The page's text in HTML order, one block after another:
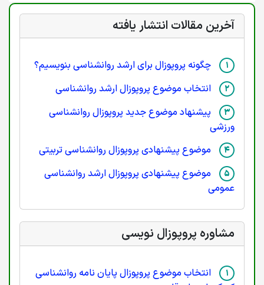
آخرین مقالات انتشار یافته
چگونه پروپوزال برای ارشد روانشناسی بنویسیم؟
انتخاب موضوع پروپوزال ارشد روانشناسی
پیشنهاد موضوع جدید پروپوزال روانشناسی
ورزشی
موضوع پیشنهادی پروپوزال روانشناسی تربیتی
موضوع پیشنهادی پروپوزال ارشد روانشناسی
عمومی
مشاوره پروپوزال نویسی
انتخاب موضوع پروپوزال پایان نامه روانشناسی